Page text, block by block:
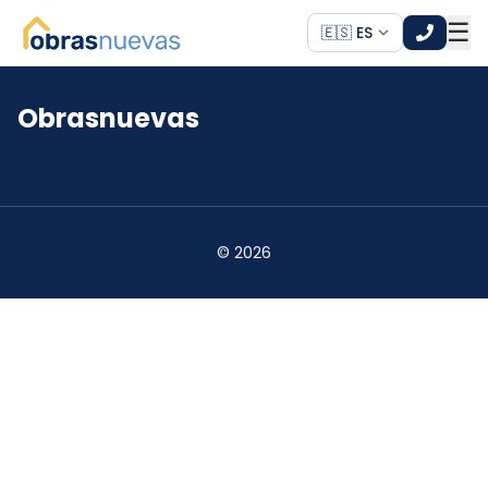
🇪🇸 ES ☰
*
Obrasnuevas
© 2026